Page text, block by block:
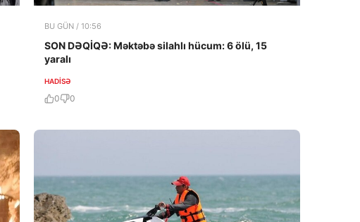
BU GÜN / 10:56
SON DƏQİQƏ: Məktəbə silahlı hücum: 6 ölü, 15
yaralı
HADISƏ
0 0